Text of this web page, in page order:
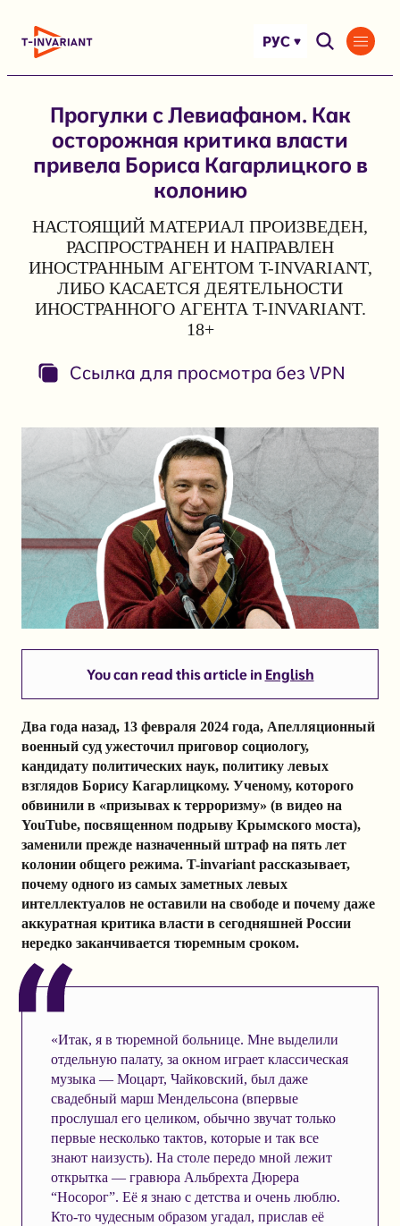
РУС
Прогулки с Левиафаном. Как
осторожная критика власти
привела Бориса Кагарлицкого в
колонию
НАСТОЯЩИЙ МАТЕРИАЛ ПРОИЗВЕДЕН,
РАСПРОСТРАНЕН И НАПРАВЛЕН
ИНОСТРАННЫМ АГЕНТОМ T-INVARIANT,
ЛИБО КАСАЕТСЯ ДЕЯТЕЛЬНОСТИ
ИНОСТРАННОГО АГЕНТА T-INVARIANT.
18+
Ссылка для просмотра без VPN
You can read this article in English
Два года назад, 13 февраля 2024 года, Апелляционный
военный суд ужесточил приговор социологу,
кандидату политических наук, политику левых
взглядов Борису Кагарлицкому. Ученому, которого
обвинили в «призывах к терроризму» (в видео на
YouTube, посвященном подрыву Крымского моста),
заменили прежде назначенный штраф на пять лет
колонии общего режима. T-invariant рассказывает,
почему одного из самых заметных левых
интеллектуалов не оставили на свободе и почему даже
аккуратная критика власти в сегодняшней России
нередко заканчивается тюремным сроком.
«Итак, я в тюремной больнице. Мне выделили
отдельную палату, за окном играет классическая
музыка — Моцарт, Чайковский, был даже
свадебный марш Мендельсона (впервые
прослушал его целиком, обычно звучат только
первые несколько тактов, которые и так все
знают наизусть). На столе передо мной лежит
открытка — гравюра Альбрехта Дюрера
“Носорог”. Её я знаю с детства и очень люблю.
Кто-то чудесным образом угадал, прислав её